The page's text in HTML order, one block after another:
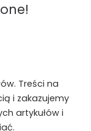
Treści na
i zakazujemy
artykułów i